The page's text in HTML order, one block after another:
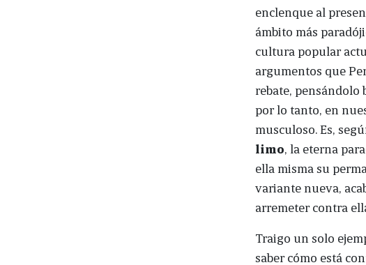
enclenque al
ámbito más
cultura popular
argumentos que
rebate, pensándolo
por lo tanto, en
musculoso. Es,
limo , la eterna
ella misma su
variante nueva,
arremeter contra
Traigo un solo
saber cómo está